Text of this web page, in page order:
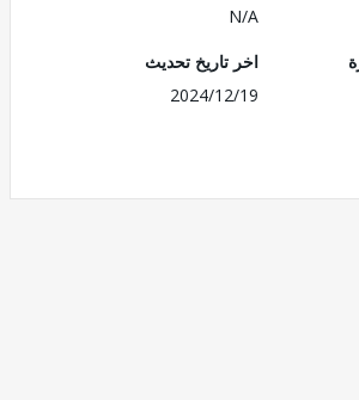
اخر تاريخ تحديث
2024/12/19